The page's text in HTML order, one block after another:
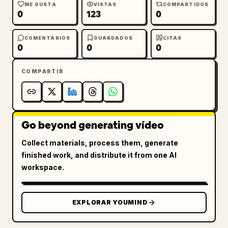
fondo, mantenga solo el sonido ambiental.
ME GUSTA
0
VISTAS
123
COMPARTIDOS
0
COMENTARIOS
0
GUARDADOS
0
CITAS
0
COMPARTIR
Go beyond generating vídeo
Collect materials, process them, generate
finished work, and distribute it from one AI
workspace.
EXPLORAR YOUMIND